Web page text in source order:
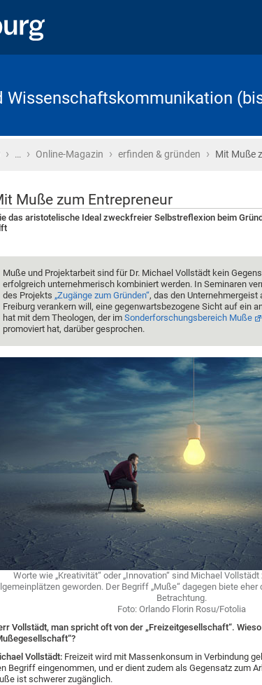
Wissenschaftskommunikation
Startseite
› … › Online-Magazin › erfinden & gründen › Mit Muße
Muße zum Entrepreneur
das aristotelische Ideal zweckfreier Selbstreflexion beim
Muße und Projektarbeit sind für Dr. Michael Vollstädt kein
erfolgreich unternehmerisch kombiniert werden. In Seminaren
des Projekts „Zugänge zum Gründen“, das den Unternehmergeist
Freiburg verankern will, eine gegenwartsbezogene Sicht auf ein
hat mit dem Theologen, der im Sonderforschungsbereich Muße
promoviert hat, darüber gesprochen.
Worte wie „Kreativität“ oder „Innovation“ sind Michael
geworden. Der Begriff „Muße“ dagegen biete
Betrachtung.
Foto: Orlando Florin Rosu/Fotolia
Vollstädt, man spricht oft von der „Freizeitgesellschaft“.
Vollstädt: Freizeit wird mit Massenkonsum in Verbindung
Begriff eingenommen, und er dient zudem als Gegensatz zum
ist schwerer zugänglich.